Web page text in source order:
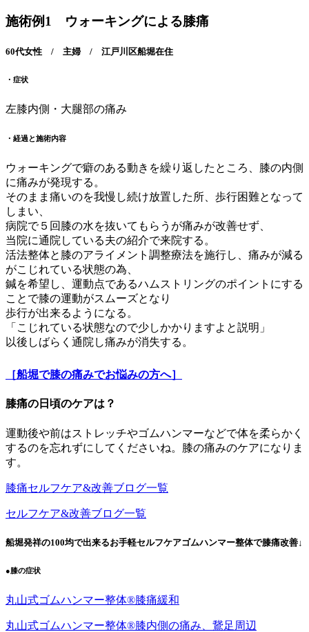
施術例1 ウォーキングによる膝痛
60代女性 / 主婦 / 江戸川区船堀在住
・症状
左膝内側・大腿部の痛み
・経過と施術内容
ウォーキングで癖のある動きを繰り返したところ、膝の内側
に痛みが発現する。
そのまま痛いのを我慢し続け放置した所、歩行困難となって
しまい、
病院で５回膝の水を抜いてもらうが痛みが改善せず、
当院に通院している夫の紹介で来院する。
活法整体と膝のアライメント調整療法を施行し、痛みが減る
がこじれている状態の為、
鍼を希望し、運動点であるハムストリングのポイントにする
ことで膝の運動がスムーズとなり
歩行が出来るようになる。
「こじれている状態なので少しかかりますよと説明」
以後しばらく通院し痛みが消失する。
［船堀で膝の痛みでお悩みの方へ］
膝痛の日頃のケアは？
運動後や前はストレッチやゴムハンマーなどで体を柔らかく
するのを忘れずにしてくださいね。膝の痛みのケアになりま
す。
膝痛セルフケア&改善ブログ一覧
セルフケア&改善ブログ一覧
船堀発祥の100均で出来るお手軽セルフケアゴムハンマー整体で膝痛改善↓
●膝の症状
丸山式ゴムハンマー整体®︎膝痛緩和
丸山式ゴムハンマー整体®︎膝内側の痛み、鵞足周辺